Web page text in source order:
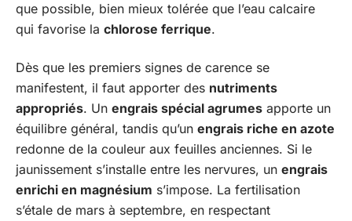
que possible, bien mieux tolérée que l’eau calcaire
qui favorise la chlorose ferrique.
Dès que les premiers signes de carence se
manifestent, il faut apporter des nutriments
appropriés. Un engrais spécial agrumes apporte un
équilibre général, tandis qu’un engrais riche en azote
redonne de la couleur aux feuilles anciennes. Si le
jaunissement s’installe entre les nervures, un engrais
enrichi en magnésium s’impose. La fertilisation
s’étale de mars à septembre, en respectant